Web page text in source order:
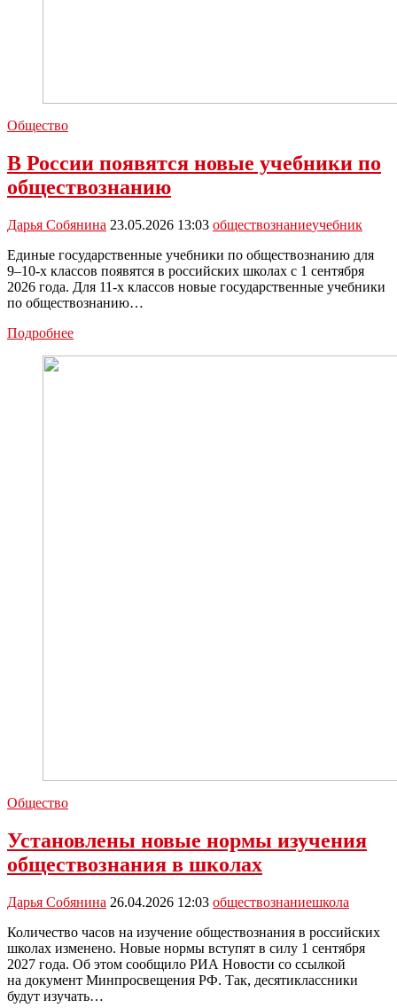
Общество
В России появятся новые учебники по
обществознанию
Дарья Собянина 23.05.2026 13:03 обществознаниеучебник
Единые государственные учебники по обществознанию для
9–10-х классов появятся в российских школах с 1 сентября
2026 года. Для 11-х классов новые государственные учебники
по обществознанию…
ПодробнееВ
Общество
Установлены новые нормы изучения
обществознания в школах
Дарья Собянина 26.04.2026 12:03 обществознаниешкола
Количество часов на изучение обществознания в российских
школах изменено. Новые нормы вступят в силу 1 сентября
2027 года. Об этом сообщило РИА Новости со ссылкой
на документ Минпросвещения РФ. Так, десятиклассники
будут изучать…